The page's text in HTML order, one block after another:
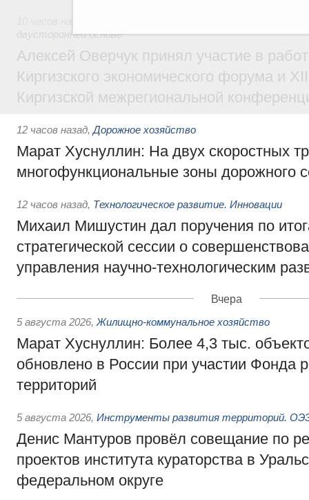
двусторонней основе
Алексей Оверчук принял участие в
Киргизского экономического форума и
Киргизской межрегиональной
12 часов назад, Дорожное хозяйство
Марат Хуснуллин: На двух скоростных
многофункциональные зоны дорожного
12 часов назад, Технологическое развитие. Инновации
Михаил Мишустин дал поручения по
стратегической сессии о
управления научно-технологическим
Вчера
5 августа 2026, Жилищно-коммунальное хозяйство
Марат Хуснуллин: Более 4,3 тыс.
обновлено в России при участии Фонда
территорий
5 августа 2026, Инструменты развития территорий.
Денис Мантуров провёл совещание по
проектов института кураторства в
федеральном округе